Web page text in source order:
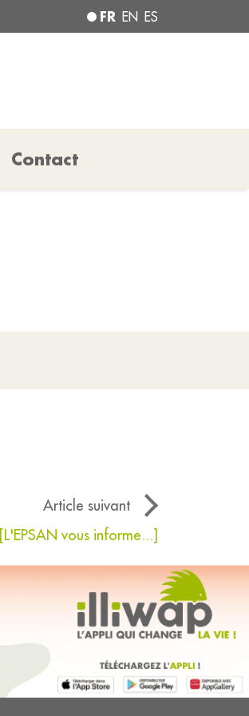
FR EN ES
Contact
Article suivant
[L'EPSAN vous informe...]